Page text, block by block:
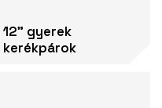
12" gyerek
kerékpárok